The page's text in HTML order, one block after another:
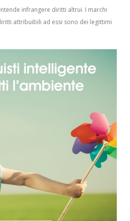
infrangere diritti altrui. I marchi
attribuibili ad essi sono dei legittimi